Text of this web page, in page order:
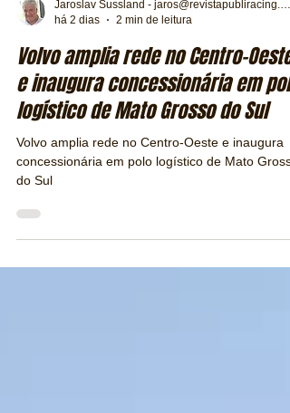
Jaroslav Sussland - jaros@revistapubliracing.com.br
há 2 dias
2 min de leitura
Volvo amplia rede no Centro-Oeste
e inaugura concessionária em polo
logístico de Mato Grosso do Sul
Volvo amplia rede no Centro-Oeste e inaugura
do Sul